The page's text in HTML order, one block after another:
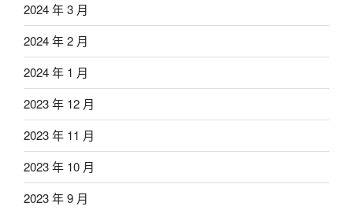
2024 年 3 月
2024 年 2 月
2024 年 1 月
2023 年 12 月
2023 年 11 月
2023 年 10 月
2023 年 9 月